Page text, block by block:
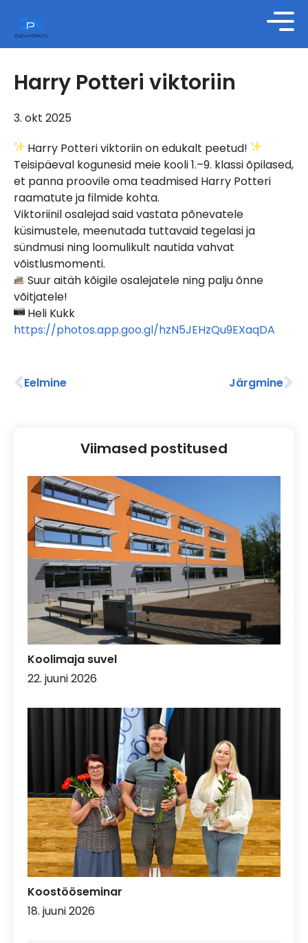
Harry Potteri viktoriin
3. okt 2025
Harry Potteri viktoriin on edukalt peetud!
Teisipäeval kogunesid meie kooli 1.–9. klassi õpilased,
et panna proovile oma teadmised Harry Potteri
raamatute ja filmide kohta.
Viktoriinil osalejad said vastata põnevatele
küsimustele, meenutada tuttavaid tegelasi ja
sündmusi ning loomulikult nautida vahvat
võistlusmomenti.
Suur aitäh kõigile osalejatele ning palju õnne
võitjatele!
Heli Kukk
https://photos.app.goo.gl/hzN5JEHzQu9EXaqDA
Eelmine Järgmine
Viimased postitused
Koolimaja suvel
22. juuni 2026
Koostööseminar
18. juuni 2026